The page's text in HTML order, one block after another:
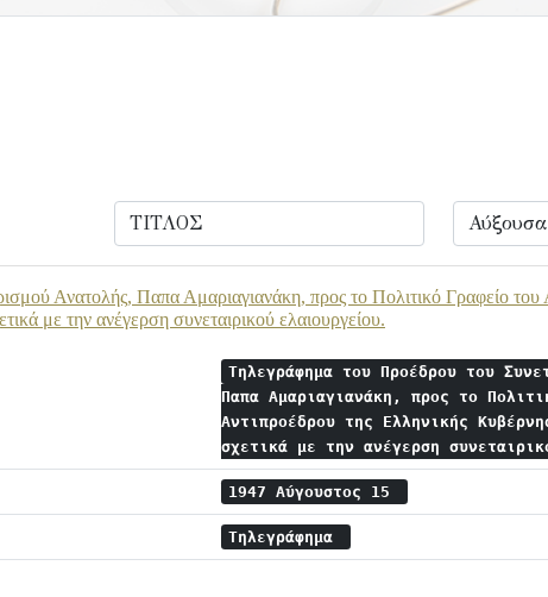
Ανατολής, Παπα Αμαριαγιανάκη, προς το Πολιτικό Γραφείο του
με την ανέγερση συνεταιρικού ελαιουργείου.
Τηλεγράφημα του Προέδρου του
Παπα Αμαριαγιανάκη, προς το
Αντιπροέδρου της Ελληνικής
σχετικά με την ανέγερση
1947 Αύγουστος 15
Τηλεγράφημα